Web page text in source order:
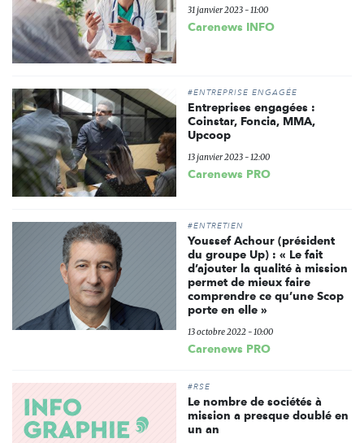
31 janvier 2023 - 11:00
Carenews INFO
#ENTREPRISE ENGAGÉE
Entreprises engagées :
Coinstar, Foncia, MMA,
Upcoop
13 janvier 2023 - 12:00
Carenews PRO
#ENTRETIEN
Youssef Achour (président
du groupe Up) : « Le fait
d’ajouter la qualité à mission
permet de mieux faire
comprendre ce qu’une Scop
porte en elle »
13 octobre 2022 - 10:00
Carenews PRO
#RSE
Le nombre de sociétés à
mission a presque doublé en
un an